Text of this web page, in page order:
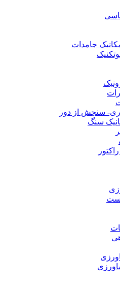
جامدات
سنجش از دور
سنگ